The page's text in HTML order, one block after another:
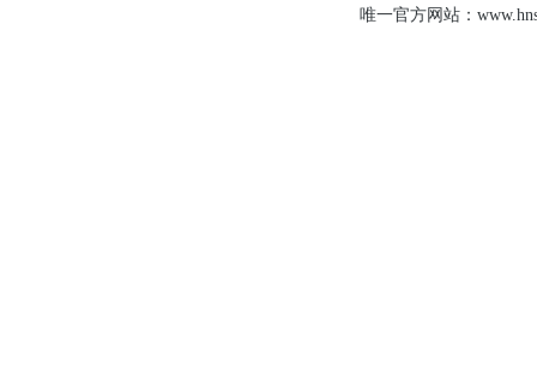
唯一官方网站：